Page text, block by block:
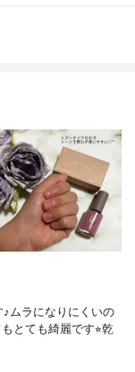
ムラになりにくいの
とても綺麗です⭐︎乾